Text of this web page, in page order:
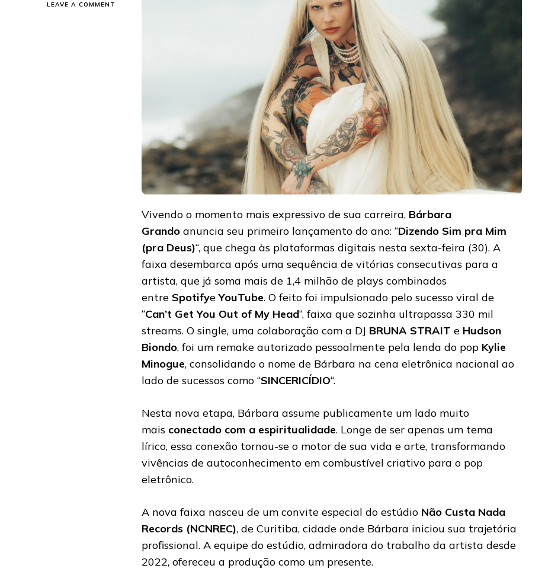
LEAVE A COMMENT
“DIZENDO
Vivendo o momento mais expressivo de sua carreira, Bárbara
Grando anuncia seu primeiro lançamento do ano: “Dizendo Sim pra Mim
(pra Deus)“, que chega às plataformas digitais nesta sexta-feira (30). A
faixa desembarca após uma sequência de vitórias consecutivas para a
artista, que já soma mais de 1,4 milhão de plays combinados
entre SpotifyeYouTube. O feito foi impulsionado pelo sucesso viral de
“Can’t Get You Out of My Head“, faixa que sozinha ultrapassa 330 mil
streams. O single, uma colaboração com a DJ BRUNA STRAIT e Hudson
Biondo, foi um remake autorizado pessoalmente pela lenda do pop Kylie
Minogue, consolidando o nome de Bárbara na cena eletrônica nacional ao
lado de sucessos como “SINCERICÍDIO“.
Nesta nova etapa, Bárbara assume publicamente um lado muito
mais conectado com a espiritualidade. Longe de ser apenas um tema
lírico, essa conexão tornou-se o motor de sua vida e arte, transformando
vivências de autoconhecimento em combustível criativo para o pop
eletrônico.
A nova faixa nasceu de um convite especial do estúdio Não Custa Nada
Records (NCNREC), de Curitiba, cidade onde Bárbara iniciou sua trajetória
profissional. A equipe do estúdio, admiradora do trabalho da artista desde
2022, ofereceu a produção como um presente.